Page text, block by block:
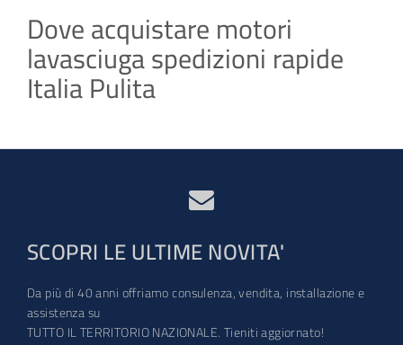
Dove acquistare motori
lavasciuga spedizioni rapide
Italia Pulita
SCOPRI LE ULTIME NOVITA'
Da più di 40 anni offriamo consulenza, vendita, installazione e
assistenza su
TUTTO IL TERRITORIO NAZIONALE. Tieniti aggiornato!